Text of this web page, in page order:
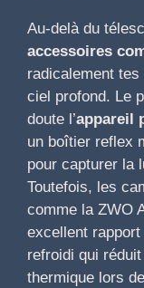
Au-delà du
accessoires
radicalement tes
ciel profond. Le
doute l’appareil
un boîtier reflex
pour capturer la
Toutefois, les
comme la ZWO
excellent
refroidi qui
thermique lors